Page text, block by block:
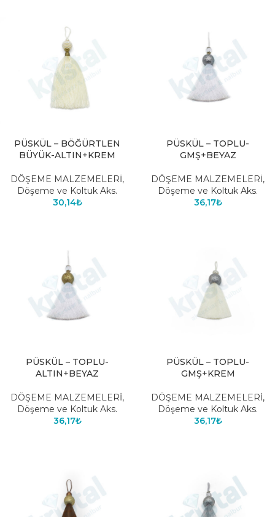
PÜSKÜL – BÖĞÜRTLEN
BÜYÜK-ALTIN+KREM
DÖŞEME MALZEMELERİ,
Döşeme ve Koltuk Aks.
30,14₺
PÜSKÜL – TOPLU-
GMŞ+BEYAZ
DÖŞEME MALZEMELERİ,
Döşeme ve Koltuk Aks.
36,17₺
PÜSKÜL – TOPLU-
ALTIN+BEYAZ
DÖŞEME MALZEMELERİ,
Döşeme ve Koltuk Aks.
36,17₺
PÜSKÜL – TOPLU-
GMŞ+KREM
DÖŞEME MALZEMELERİ,
Döşeme ve Koltuk Aks.
36,17₺